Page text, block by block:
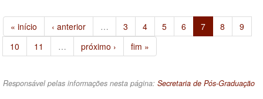
« início ‹ anterior … 3 4 5 6 7 8
9
10
11 … próximo › fim »
Responsável pelas informações nesta página: Secretaria de Pós-Graduação